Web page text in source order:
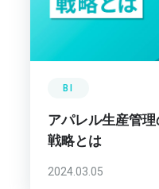
BI
アパレル生産管
戦略とは
2024.03.05